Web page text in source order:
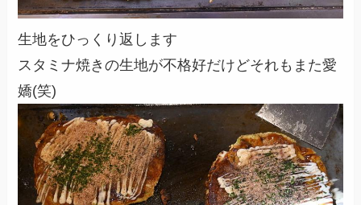
生地をひっくり返します
スタミナ焼きの生地が不格好だけどそれもまた愛
嬌(笑)